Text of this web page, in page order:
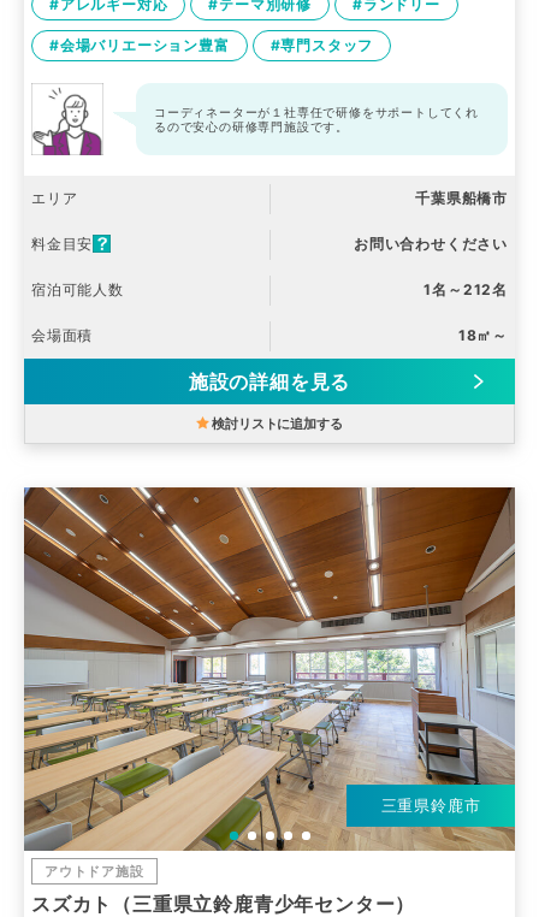
#アレルギー対応 #テーマ別研修 #ランドリー
#会場バリエーション豊富 #専門スタッフ
コーディネーターが１社専任で研修をサポートしてくれ
るので安心の研修専門施設です。
エリア 千葉県船橋市
料金目安 お問い合わせください
宿泊可能人数 1名～212名
会場面積 18㎡～
施設の詳細を見る
検討リストに追加する
三重県鈴鹿市
アウトドア施設
スズカト（三重県立鈴鹿青少年センター）